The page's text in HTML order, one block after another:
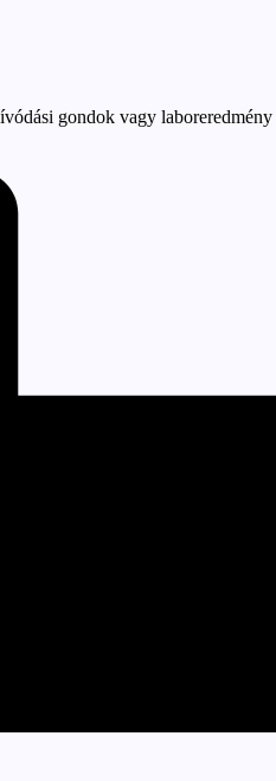
gondok vagy